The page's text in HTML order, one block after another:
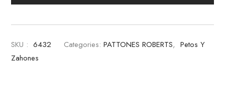
SKU : 6432 Categories: PATTONES ROBERTS, Petos Y
Zahones